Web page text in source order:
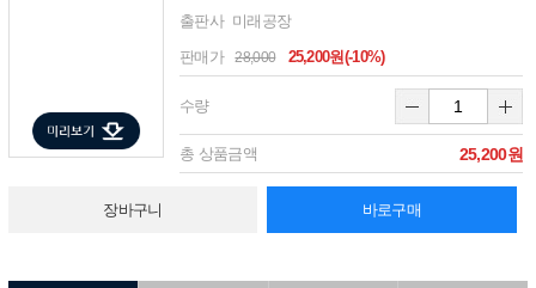
출판사 미래공장
판매가 28,000 25,200원(-10%)
수량
총 상품금액 25,200원
장바구니 바로구매